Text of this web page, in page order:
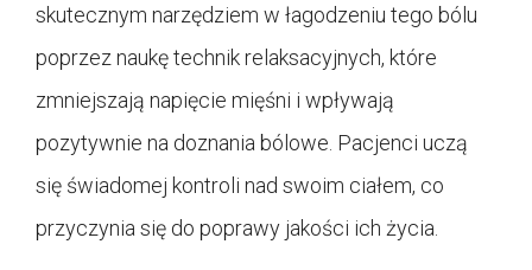
skutecznym narzędziem w łagodzeniu tego bólu
poprzez naukę technik relaksacyjnych, które
zmniejszają napięcie mięśni i wpływają
pozytywnie na doznania bólowe. Pacjenci uczą
się świadomej kontroli nad swoim ciałem, co
przyczynia się do poprawy jakości ich życia.